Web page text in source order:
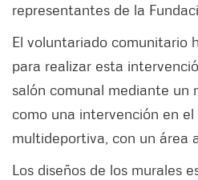
representantes de la
El voluntariado comunitario
para realizar esta
salón comunal mediante un
como una intervención en
multideportiva, con un área
Los diseños de los murales